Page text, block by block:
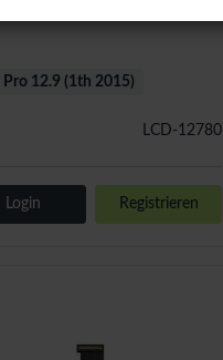
LCD-12780
Pro 12.9 (1th 2015)
Login Registrieren